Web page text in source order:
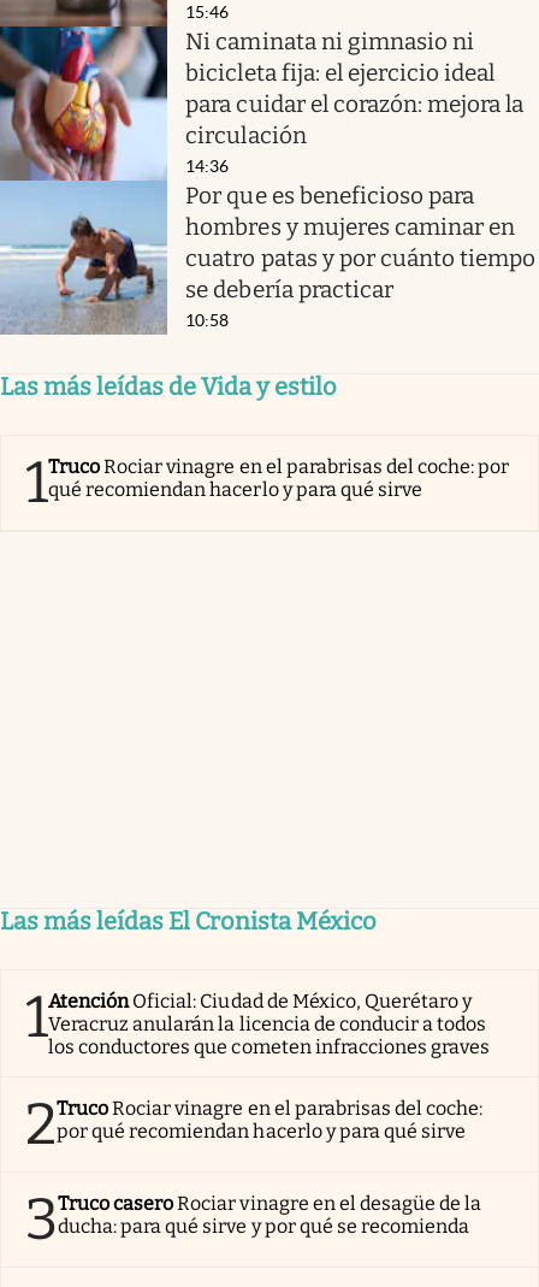
15:46
Ni caminata ni gimnasio ni
bicicleta fija: el ejercicio ideal
para cuidar el corazón: mejora la
circulación
14:36
Por que es beneficioso para
hombres y mujeres caminar en
cuatro patas y por cuánto tiempo
se debería practicar
10:58
Las más leídas de Vida y estilo
1TrucoRociar vinagre en el parabrisas del coche: por
qué recomiendan hacerlo y para qué sirve
Las más leídas El Cronista México
1AtenciónOficial: Ciudad de México, Querétaro y
Veracruz anularán la licencia de conducir a todos
los conductores que cometen infracciones graves
2TrucoRociar vinagre en el parabrisas del coche:
por qué recomiendan hacerlo y para qué sirve
3Truco caseroRociar vinagre en el desagüe de la
ducha: para qué sirve y por qué se recomienda